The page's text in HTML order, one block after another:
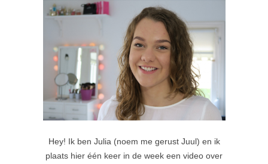
Hey! Ik ben Julia (noem me gerust Juul) en ik
plaats hier één keer in de week een video over